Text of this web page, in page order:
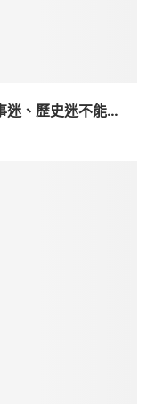
迷、歷史迷不能...